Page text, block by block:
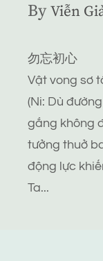
By Viễn
勿忘初心
Vật vong sơ
(Ni: Dù
gắng không
tưởng thuở
động lực
Ta...